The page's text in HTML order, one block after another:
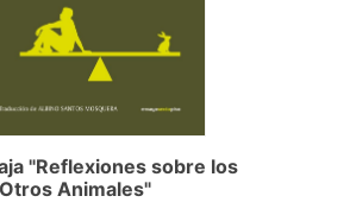
"Reflexiones sobre los
Animales"